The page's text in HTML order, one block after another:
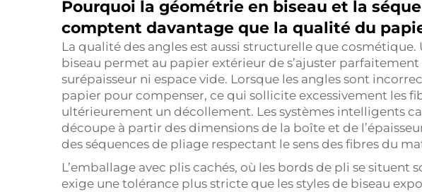
Pourquoi la géométrie en biseau et la
comptent davantage que la qualité du
La qualité des angles est aussi structurelle que cosmétique.
biseau permet au papier extérieur de s’ajuster
surépaisseur ni espace vide. Lorsque les angles sont
papier pour compenser, ce qui sollicite excessivement les
ultérieurement un décollement. Les systèmes intelligents
découpe à partir des dimensions de la boîte et de
des séquences de pliage respectant le sens des fibres du
L’emballage avec plis cachés, où les bords de pli se situent
exige une tolérance plus stricte que les styles de biseau